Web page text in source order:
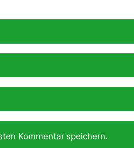
Kommentar speichern.